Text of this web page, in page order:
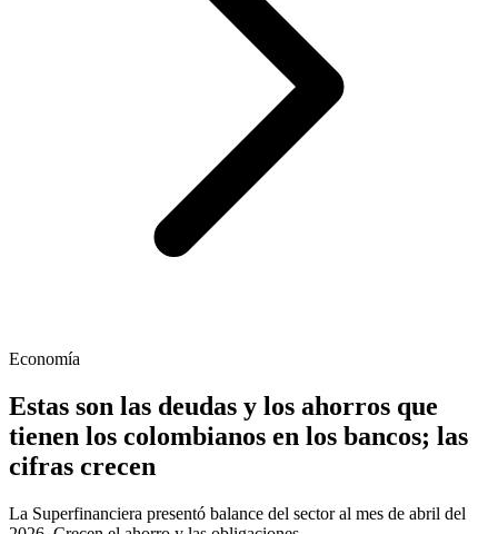
Economía
Estas son las deudas y los ahorros que
tienen los colombianos en los bancos; las
cifras crecen
La Superfinanciera presentó balance del sector al mes de abril del